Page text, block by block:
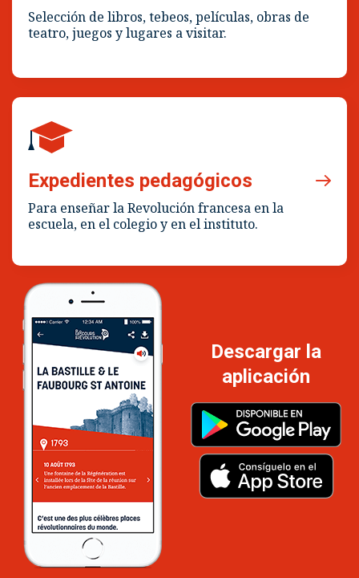
Para ir más allá
Selección de libros, tebeos, películas, obras de
Expedientes pedagógicos
Para enseñar la Revolución francesa en la
escuela, en el colegio y en el instituto.
Descargar la
aplicación